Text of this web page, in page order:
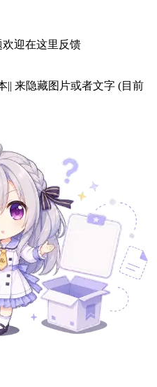
迎在这里反馈
|| 来隐藏图片或者文字 (目前